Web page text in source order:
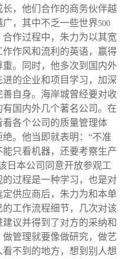
，他们合作的商务伙伴越
，其中不乏一些世界500
作过程中，朱力为以其宽
作风和流利的英语，赢得
。同时，他多次到国内外
的企业和项目学习，加深
自身。海岸城曾经要对收
国内外几个著名公司。在
各个公司的质量管理体
。他当即就表明：“不准
只看机器，还要考察生产
日本公司同意开放参观工
过程是一种学习，也是对
供应商后，朱力为和本单
工作流程细节，几次对该
议并得到了对方的采纳和
管理就要像做研究，做艺
不到的地方，想到别人想